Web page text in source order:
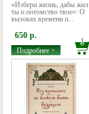
«Избери жизнь, дабы жил
ты и потомство твое»: О
вызовах времени и...
650 р.
Подробнее >